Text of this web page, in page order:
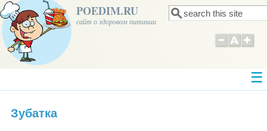
POEDIM.RU
сайт о здоровом питании Форма поиска
Поиск
Зубатка